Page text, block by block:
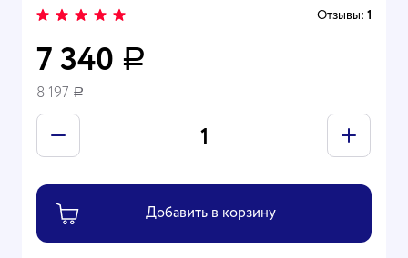
Отзывы: 1
7 340 Р
8 197Р